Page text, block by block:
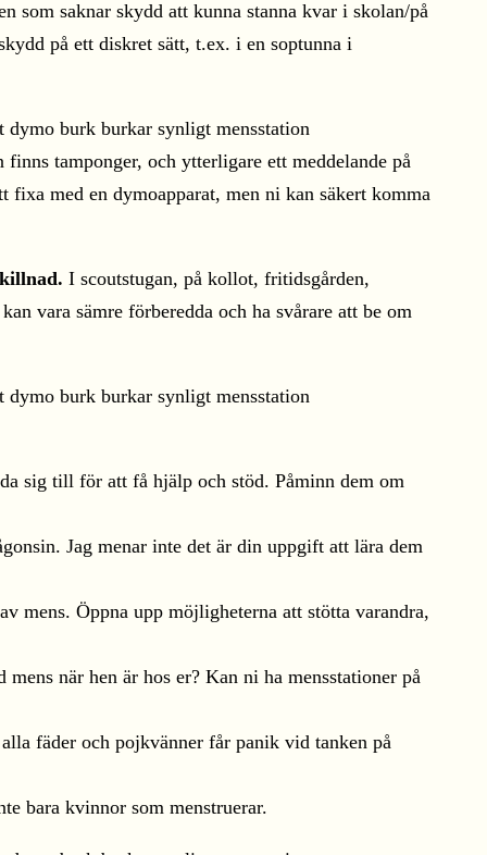
som saknar skydd att kunna stanna kvar i skolan/på
på ett diskret sätt, t.ex. i en soptunna i
tamponger, och ytterligare ett meddelande på
med en dymoapparat, men ni kan säkert komma
I scoutstugan, på kollot, fritidsgården,
vara sämre förberedda och ha svårare att be om
sig till för att få hjälp och stöd. Påminn dem om
Jag menar inte det är din uppgift att lära dem
mens. Öppna upp möjligheterna att stötta varandra,
när hen är hos er? Kan ni ha mensstationer på
fäder och pojkvänner får panik vid tanken på
bara kvinnor som menstruerar.